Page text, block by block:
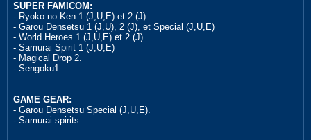
SUPER FAMICOM:
- Ryoko no Ken 1 (J,U,E) et 2 (J)
- Garou Densetsu 1 (J,U), 2 (J), et Special (J,U,E)
- World Heroes 1 (J,U,E) et 2 (J)
- Samurai Spirit 1 (J,U,E)
- Magical Drop 2.
- Sengoku1
GAME GEAR:
- Garou Densetsu Special (J,U,E).
- Samurai spirits